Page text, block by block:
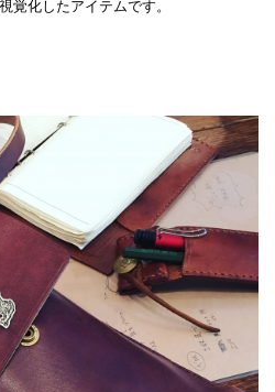
覚化したアイテムです。